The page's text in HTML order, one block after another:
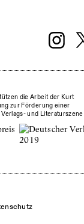
die Arbeit der Kurt
zur Förderung einer
Verlags- und Literaturszene